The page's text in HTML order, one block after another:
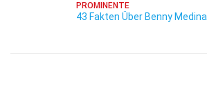
PROMINENTE
43 Fakten Über Benny Medina